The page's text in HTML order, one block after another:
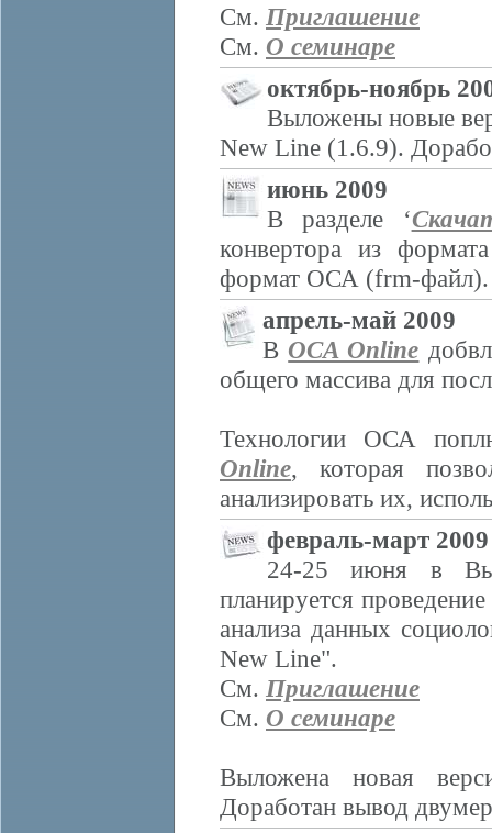
См. Приглашение
См. О семинаре
октябрь-ноябрь
Выложены новые
New Line (1.6.9).
июнь 2009
В разделе ‘
конвертора из
формат ОСА (frm-файл).
апрель-май 2009
В OCA Online
общего массива для
Технологии ОСА
Online, которая
анализировать их,
февраль-март 2009
24-25 июня в
планируется
анализа данных
New Line".
См. Приглашение
См. О семинаре
Выложена новая
Доработан вывод